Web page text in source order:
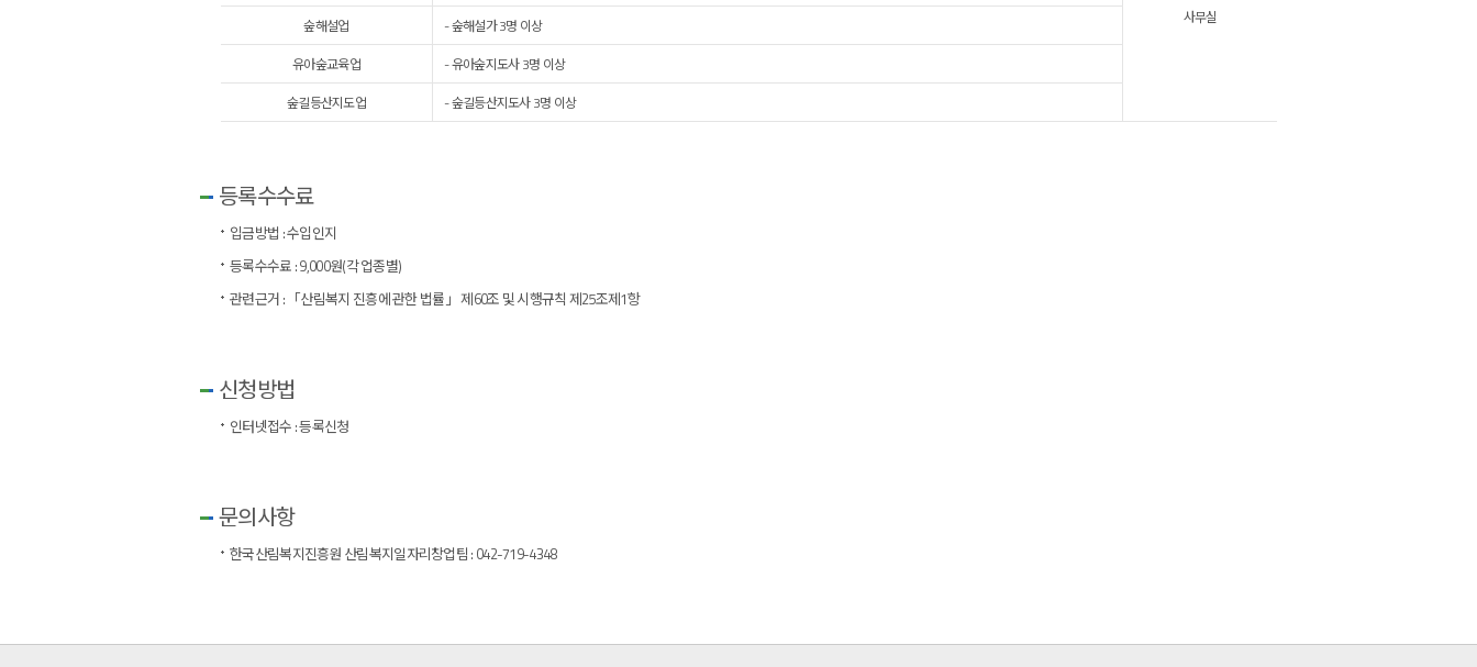
사무실
숲해설업
- 숲해설가 3명 이상
유아숲교육업
- 유아숲지도사 3명 이상
숲길등산지도업
- 숲길등산지도사 3명 이상
등록수수료
입금방법 : 수입인지
등록수수료 : 9,000원(각 업종별)
관련근거 : 「산림복지 진흥에 관한 법률」 제60조 및 시행규칙 제25조제1항
신청방법
인터넷접수 :등록신청
문의사항
한국산림복지진흥원 산림복지일자리창업팀 : 042-719-4348